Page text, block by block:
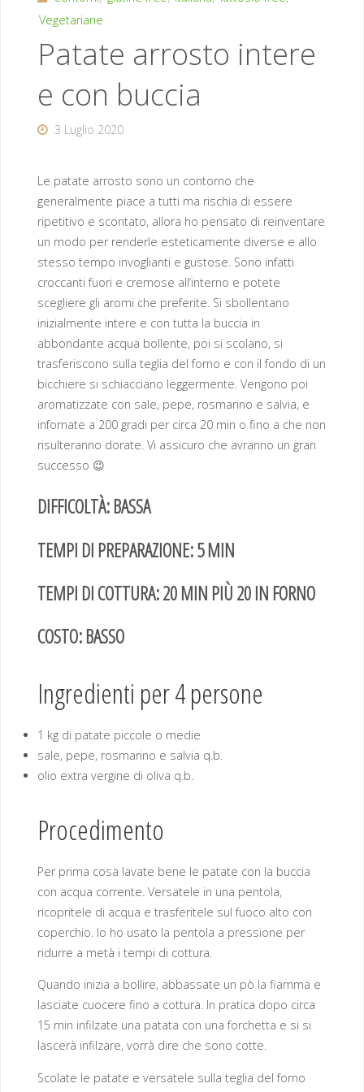
Vegetariane
Patate arrosto intere
e con buccia
3 Luglio 2020
Le patate arrosto sono un contorno che
generalmente piace a tutti ma rischia di essere
ripetitivo e scontato, allora ho pensato di reinventare
un modo per renderle esteticamente diverse e allo
stesso tempo invoglianti e gustose. Sono infatti
croccanti fuori e cremose all’interno e potete
scegliere gli aromi che preferite. Si sbollentano
inizialmente intere e con tutta la buccia in
abbondante acqua bollente, poi si scolano, si
trasferiscono sulla teglia del forno e con il fondo di un
bicchiere si schiacciano leggermente. Vengono poi
aromatizzate con sale, pepe, rosmarino e salvia, e
infornate a 200 gradi per circa 20 min o fino a che non
risulteranno dorate. Vi assicuro che avranno un gran
successo 😉
DIFFICOLTÀ: BASSA
TEMPI DI PREPARAZIONE: 5 MIN
TEMPI DI COTTURA: 20 MIN PIÙ20 IN FORNO
COSTO: BASSO
Ingredienti per 4 persone
1 kg di patate piccole o medie
sale, pepe, rosmarino e salvia q.b.
olio extra vergine di oliva q.b.
Procedimento
Per prima cosa lavate bene le patate con la buccia
con acqua corrente. Versatele in una pentola,
ricopritele di acqua e trasferitele sul fuoco alto con
coperchio. Io ho usato la pentola a pressione per
ridurre a metà i tempi di cottura.
Quando inizia a bollire, abbassate un pò la fiamma e
lasciate cuocere fino a cottura. In pratica dopo circa
15 min infilzate una patata con una forchetta e si si
lascerà infilzare, vorrà dire che sono cotte.
Scolate le patate e versatele sulla teglia del forno